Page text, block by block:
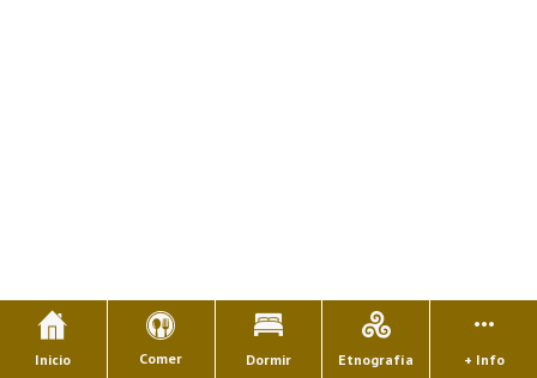
Inicio Comer Dormir Etnografía + Info